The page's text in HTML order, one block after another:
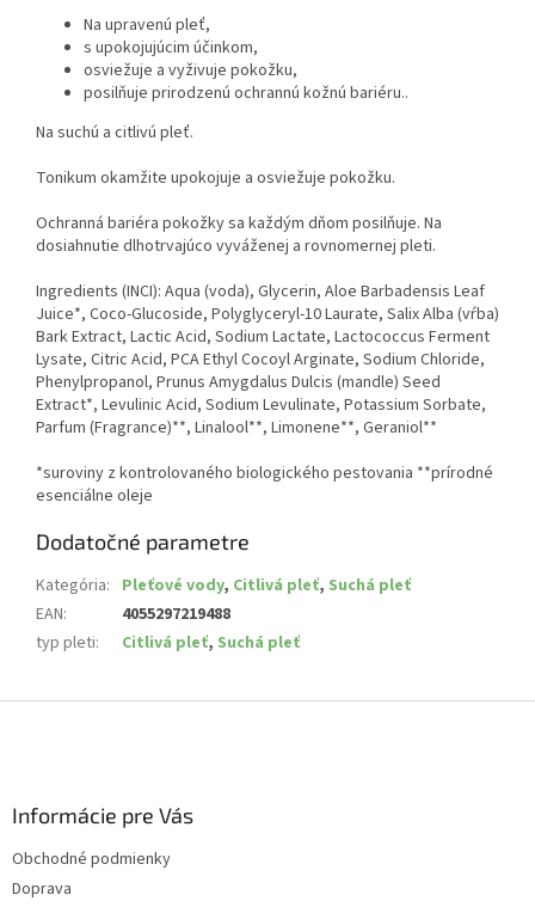
Na upravenú pleť,
s upokojujúcim účinkom,
osviežuje a vyživuje pokožku,
posilňuje prirodzenú ochrannú kožnú bariéru..
Na suchú a citlivú pleť.
Tonikum okamžite upokojuje a osviežuje pokožku.
Ochranná bariéra pokožky sa každým dňom posilňuje. Na
dosiahnutie dlhotrvajúco vyváženej a rovnomernej pleti.
Ingredients (INCI): Aqua (voda), Glycerin, Aloe Barbadensis Leaf
Juice*, Coco-Glucoside, Polyglyceryl-10 Laurate, Salix Alba (vŕba)
Bark Extract, Lactic Acid, Sodium Lactate, Lactococcus Ferment
Lysate, Citric Acid, PCA Ethyl Cocoyl Arginate, Sodium Chloride,
Phenylpropanol, Prunus Amygdalus Dulcis (mandle) Seed
Extract*, Levulinic Acid, Sodium Levulinate, Potassium Sorbate,
Parfum (Fragrance)**, Linalool**, Limonene**, Geraniol**
*suroviny z kontrolovaného biologického pestovania **prírodné
esenciálne oleje
Dodatočné parametre
Kategória: Pleťové vody, Citlivá pleť, Suchá pleť
EAN:
4055297219488
typ pleti: Citlivá pleť, Suchá pleť
Informácie pre Vás
Obchodné podmienky
Doprava